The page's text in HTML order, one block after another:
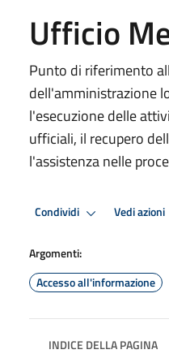
Ufficio
Punto di riferimento
dell'amministrazione
l'esecuzione delle
ufficiali, il recupero
l'assistenza nelle
Condividi Vedi azioni
Argomenti:
Accesso all'informazione
INDICE DELLA PAGINA